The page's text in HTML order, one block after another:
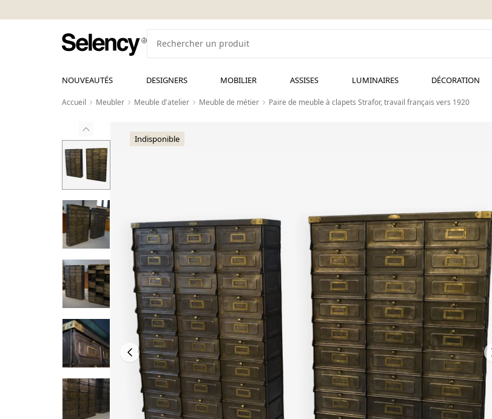
NOUVEAUTÉS DESIGNERS MOBILIER ASSISES LUMINAIRES DÉCORATION
Accueil Meubler Meuble d'atelier Meuble de métier Paire de meuble à clapets Strafor, travail français vers 1920
Indisponible